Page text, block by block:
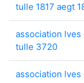
tulle 1817 aegt
association lves
tulle 3720
association lves